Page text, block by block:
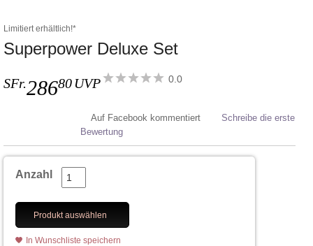
Limitiert erhältlich!*
Superpower Deluxe Set
SFr.28680 UVP 0.0
Auf Facebook kommentiert
Schreibe die erste
Bewertung
Anzahl
Produkt auswählen
In Wunschliste speichern